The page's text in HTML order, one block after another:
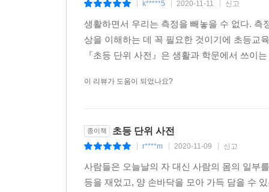
k*****5 2020-11-11 신고
생활하면서 우리는 측정을 빼놓을 수 없다. 측
상을 이해하는 데 꼭 필요한 것이기에 초등교
『초등 단위 사전』은 생활과 학문에서 쓰이
이 리뷰가 도움이 되었나요?
종이책 초등 단위 사전
r****m 2020-11-09 신고
사람들은 오늘날의 자 대신 사람의 몸의 일부
등을 재었고, 양 손바닥을 모아 가득 담을 수